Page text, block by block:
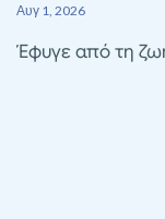
Αυγ 1, 2026
Έφυγε από τη